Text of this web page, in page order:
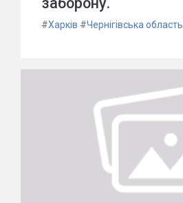
#Харків #Чернігівська область